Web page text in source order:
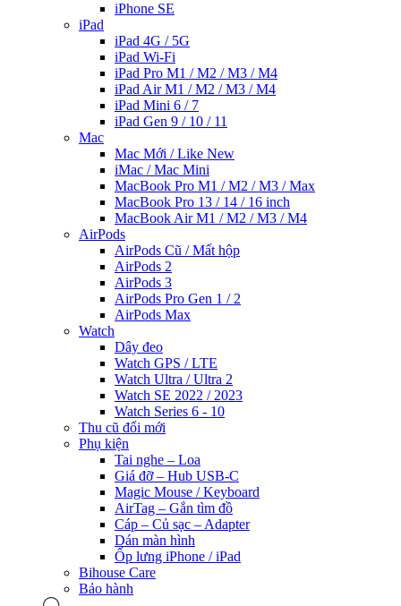
iPhone SE
iPad
iPad 4G / 5G
iPad Wi-Fi
iPad Pro M1 / M2 / M3 / M4
iPad Air M1 / M2 / M3 / M4
iPad Mini 6 / 7
iPad Gen 9 / 10 / 11
Mac
Mac Mới / Like New
iMac / Mac Mini
MacBook Pro M1 / M2 / M3 / Max
MacBook Pro 13 / 14 / 16 inch
MacBook Air M1 / M2 / M3 / M4
AirPods
AirPods Cũ / Mất hộp
AirPods 2
AirPods 3
AirPods Pro Gen 1 / 2
AirPods Max
Watch
Dây đeo
Watch GPS / LTE
Watch Ultra / Ultra 2
Watch SE 2022 / 2023
Watch Series 6 - 10
Thu cũ đổi mới
Phụ kiện
Tai nghe – Loa
Giá đỡ – Hub USB-C
Magic Mouse / Keyboard
AirTag – Gắn tìm đồ
Cáp – Củ sạc – Adapter
Dán màn hình
Ốp lưng iPhone / iPad
Bihouse Care
Bảo hành